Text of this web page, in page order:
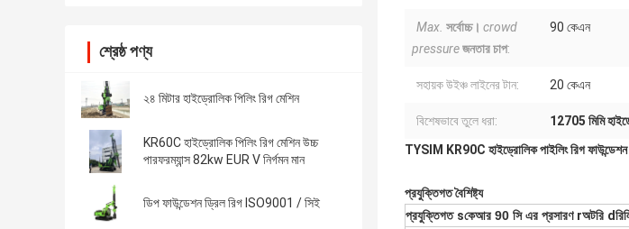
শ্রেষ্ঠ পণ্য
২৪ মিটার হাইড্রোলিক পিলিং রিগ মেশিন
KR60C হাইড্রোলিক পিলিং রিগ মেশিন উচ্চ
পারফরম্যান্স 82kw EUR V নির্গমন মান
ডিপ ফাউন্ডেশন ড্রিল রিগ ISO9001 / সিই
Max. সর্বোচ্চ। crowd
pressureজনতার চাপ:
90 কেএন
সহায়ক উইঞ্চ লাইনের টান: 20 কেএন
বিশেষভাবে তুলে ধরা: 12705 মিমি
TYSIM KR90C হাইড্রোলিক পাইলিং রিগ ফাউন্ডেশন
প্রযুক্তিগত বৈশিষ্ট্য
প্রযুক্তিগত sকেআর 90 সি এর প্রসারণ rঅটরি d